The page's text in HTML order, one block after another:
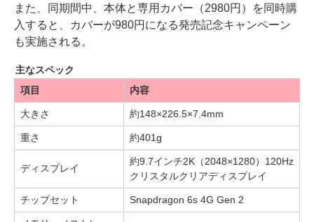
また、同期間中、本体と専用カバー（2980円）を同時購
入すると、カバーが980円になる発売記念キャンペーン
も実施される。
主なスペック
項目
内容
大きさ 約148×226.5×7.4mm
重さ 約401g
ディスプレイ
約9.7インチ2K（2048×1280）120Hz
クリスタルクリアディスプレイ
チップセット Snapdragon 6s 4G Gen 2